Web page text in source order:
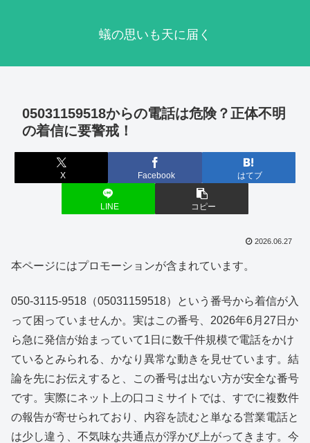
蟻の思いも天に届く
05031159518からの電話は危険？正体不明
の着信に要警戒！
X Facebook はてブ
LINE コピー
2026.06.27
本ページにはプロモーションが含まれています。
050-3115-9518（05031159518）という番号から着信が入
って困っていませんか。実はこの番号、2026年6月27日か
ら急に発信が始まっていて1日に数千件規模で電話をかけ
ているとみられる、かなり異常な動きを見せています。結
論を先にお伝えすると、この番号は出ない方が安全な番号
です。実際にネット上の口コミサイトでは、すでに複数件
の報告が寄せられており、内容を読むと単なる営業電話と
は少し違う、不気味な共通点が浮かび上がってきます。今